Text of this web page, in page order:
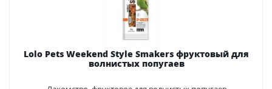
Lolo Pets Weekend Style Smakers фруктовый для
волнистых попугаев